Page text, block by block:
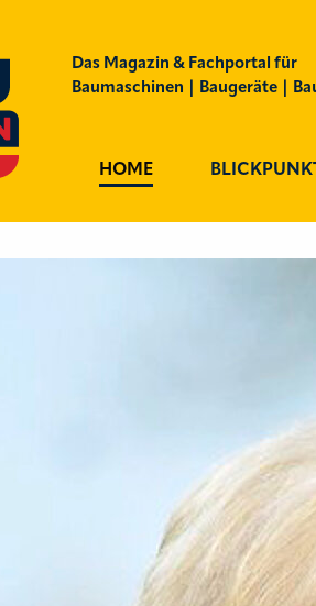
Das Magazin & Fachportal für
Baumaschinen | Baugeräte |
HOME BLICKPUNKT